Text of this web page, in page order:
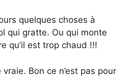
quelques choses à
qui gratte. Ou qui monte
qu’il est trop chaud !!!
vraie. Bon ce n’est pas pour